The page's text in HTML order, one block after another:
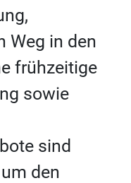
Weg in den
frühzeitige
sowie
sind
den